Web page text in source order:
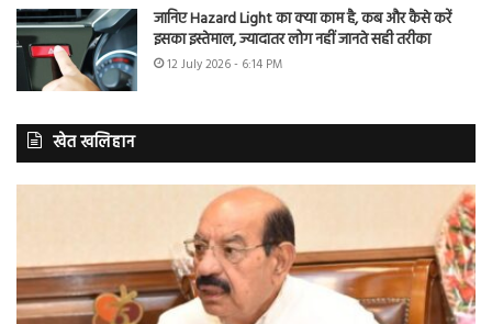
जानिए Hazard Light का क्या काम है, कब और कैसे करें
इसका इस्तेमाल, ज्यादातर लोग नहीं जानते सही तरीका
12 July 2026 - 6:14 PM
खेत खलिहान